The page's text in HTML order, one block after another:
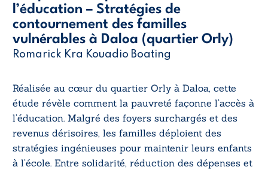
l’éducation – Stratégies de
contournement des familles
vulnérables à Daloa (quartier Orly)
Romarick Kra Kouadio Boating
Réalisée au cœur du quartier Orly à Daloa, cette
étude révèle comment la pauvreté façonne l’accès à
l’éducation. Malgré des foyers surchargés et des
revenus dérisoires, les familles déploient des
stratégies ingénieuses pour maintenir leurs enfants
à l’école. Entre solidarité, réduction des dépenses et